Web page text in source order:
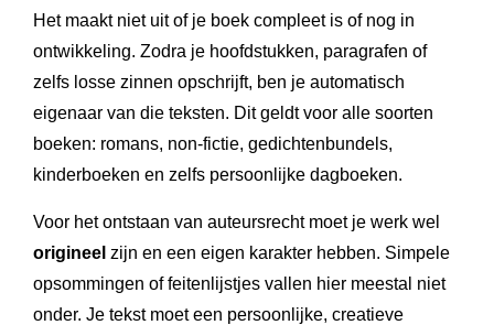
Het maakt niet uit of je boek compleet is of nog in
ontwikkeling. Zodra je hoofdstukken, paragrafen of
zelfs losse zinnen opschrijft, ben je automatisch
eigenaar van die teksten. Dit geldt voor alle soorten
boeken: romans, non-fictie, gedichtenbundels,
kinderboeken en zelfs persoonlijke dagboeken.
Voor het ontstaan van auteursrecht moet je werk wel
origineel zijn en een eigen karakter hebben. Simpele
opsommingen of feitenlijstjes vallen hier meestal niet
onder. Je tekst moet een persoonlijke, creatieve